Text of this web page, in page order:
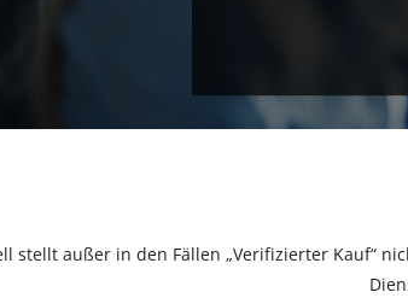
stellt außer in den Fällen „Verifizierter Kauf“